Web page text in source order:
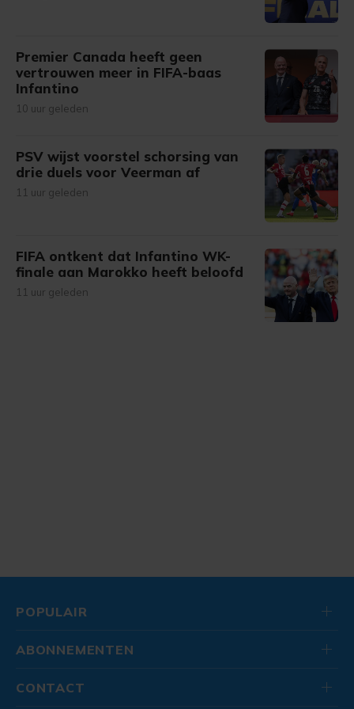
Premier Canada heeft geen
vertrouwen meer in FIFA-baas
Infantino
10 uur geleden
PSV wijst voorstel schorsing van
drie duels voor Veerman af
11 uur geleden
FIFA ontkent dat Infantino WK-
finale aan Marokko heeft beloofd
11 uur geleden
POPULAIR
ABONNEMENTEN
CONTACT